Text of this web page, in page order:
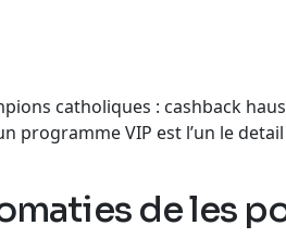
catholiques : cashback
programme VIP est l’un le
de les